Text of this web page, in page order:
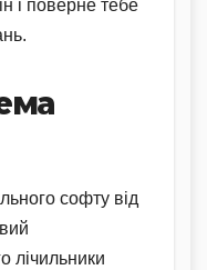
і поверне тебе
софту від
лічильники